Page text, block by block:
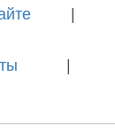
|
|